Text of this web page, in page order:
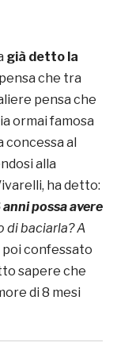
già detto la
che tra
pensa che
ormai famosa
concessa al
alla
ha detto:
possa avere
di baciarla? A
confessato
sapere che
di 8 mesi